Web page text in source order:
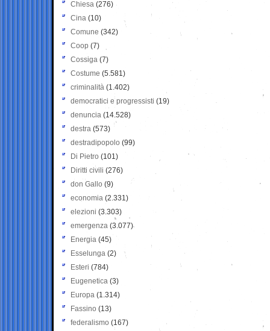
Chiesa (276)
Cina (10)
Comune (342)
Coop (7)
Cossiga (7)
Costume (5.581)
criminalità (1.402)
democratici e progressisti (19)
denuncia (14.528)
destra (573)
destradipopolo (99)
Di Pietro (101)
Diritti civili (276)
don Gallo (9)
economia (2.331)
elezioni (3.303)
emergenza (3.077)
Energia (45)
Esselunga (2)
Esteri (784)
Eugenetica (3)
Europa (1.314)
Fassino (13)
federalismo (167)